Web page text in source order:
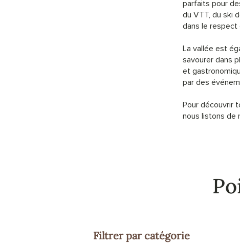
parfaits pour
du VTT, du ski
dans le respect
La vallée est
savourer dans
et
par des
Pour découvrir
nous listons de
Filtrer par catégorie